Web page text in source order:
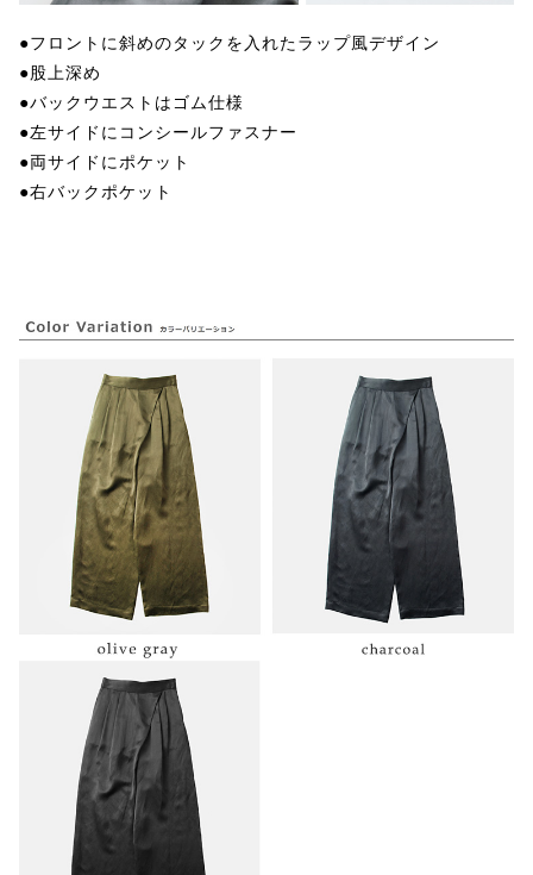
●フロントに斜めのタックを入れたラップ風デザイン
●股上深め
●バックウエストはゴム仕様
●左サイドにコンシールファスナー
●両サイドにポケット
●右バックポケット